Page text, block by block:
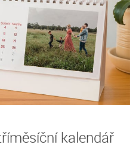
kalendář